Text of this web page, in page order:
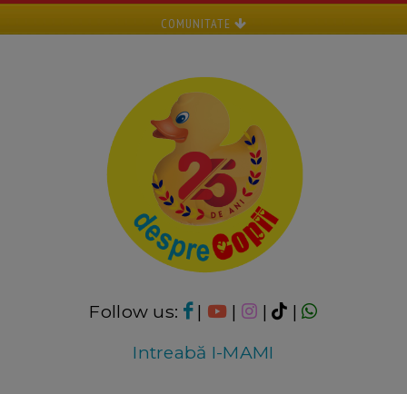
COMUNITATE
Follow us: | | |
|
Intreabă I-MAMI